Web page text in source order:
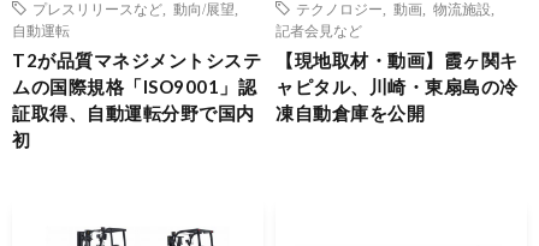
プレスリリースなど
動向/展望
自動運転
T2が品質マネジメントシステ
ムの国際規格「ISO9001」認
証取得、自動運転分野で国内
初
テクノロジー
動画 物流施設
記者会見など
【現地取材・動画】霞ヶ関キ
ャピタル、川崎・東扇島の冷
凍自動倉庫を公開